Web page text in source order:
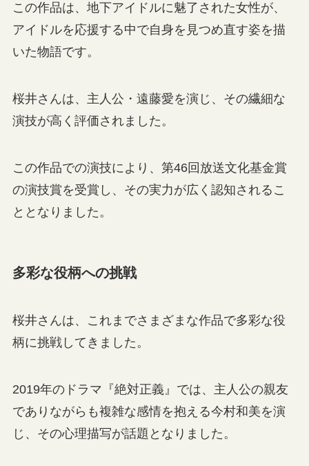
この作品は、地下アイドルに魅了された女性が、
アイドルを応援する中で自身を見つめ直す姿を描
いた物語です。
桜井さんは、主人公・遠藤愛を演じ、その繊細な
演技が高く評価されました。
この作品での演技により、第46回放送文化基金賞
の演技賞を受賞し、その実力が広く認知されるこ
ととなりました。
多彩な役柄への挑戦
桜井さんは、これまでさまざまな作品で多彩な役
柄に挑戦してきました。
2019年のドラマ『絶対正義』では、主人公の親友
でありながらも複雑な感情を抱える今村和美を演
じ、その心理描写が話題となりました。